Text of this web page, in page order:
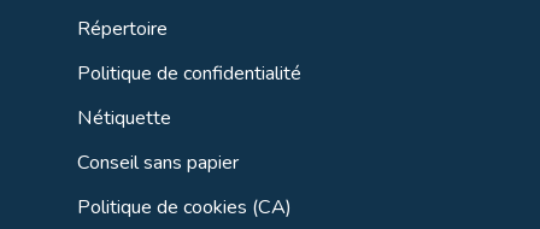
Répertoire
Politique de confidentialité
Nétiquette
Conseil sans papier
Politique de cookies (CA)